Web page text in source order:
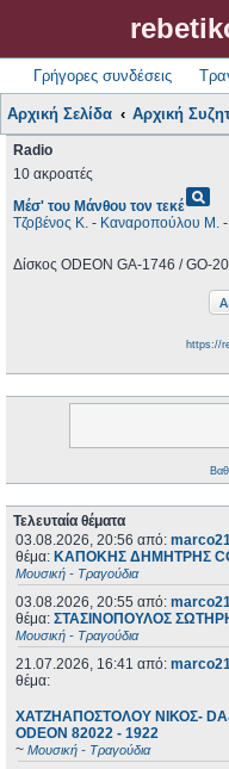
Γρήγορες συνδέσεις
Αρχική Σελίδα Αρχική
Radio
10 ακροατές
Μέσ' του Μάνθου τον τεκέpageview
Τζοβένος Κ. - Καναροπούλου Μ.
Δίσκος ODEON GA-1746 / GO-
https://
Τελευταία θέματα
03.08.2026, 20:56 από:
θέμα: ΚΑΠΟΚΗΣ ΔΗΜΗΤΡΗΣ
Μουσική - Τραγούδια
03.08.2026, 20:55 από:
θέμα: ΣΤΑΣΙΝΟΠΟΥΛΟΣ
Μουσική - Τραγούδια
21.07.2026, 16:41 από:
θέμα:
ΧΑΤΖΗΑΠΟΣΤΟΛΟΥ ΝΙΚΟΣ-
ODEON 82022 - 1922
~ Μουσική - Τραγούδια